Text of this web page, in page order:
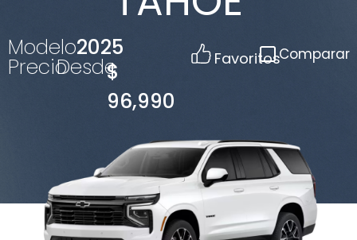
Modelo2025
PrecioDesde
$
96,990
FavoritosComparar